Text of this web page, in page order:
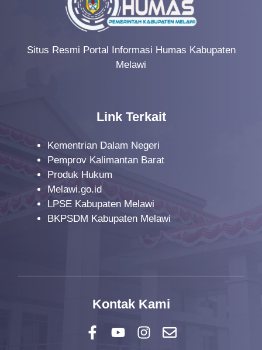
Situs Resmi Portal Informasi Humas Kabupaten
Melawi
Link Terkait
Kementrian Dalam Negeri
Pemprov Kalimantan Barat
Produk Hukum
Melawi.go.id
LPSE Kabupaten Melawi
BKPSDM Kabupaten Melawi
Kontak Kami